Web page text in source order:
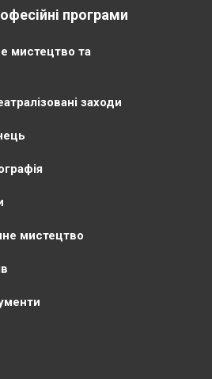
програми
мистецтво та
заходи
мистецтво